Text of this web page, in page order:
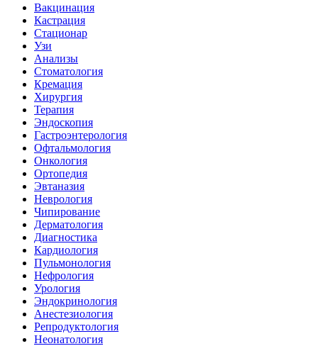
Вакцинация
Кастрация
Стационар
Узи
Анализы
Стоматология
Кремация
Хирургия
Терапия
Эндоскопия
Гастроэнтерология
Офтальмология
Онкология
Ортопедия
Эвтаназия
Неврология
Чипирование
Дерматология
Диагностика
Кардиология
Пульмонология
Нефрология
Урология
Эндокринология
Анестезиология
Репродуктология
Неонатология